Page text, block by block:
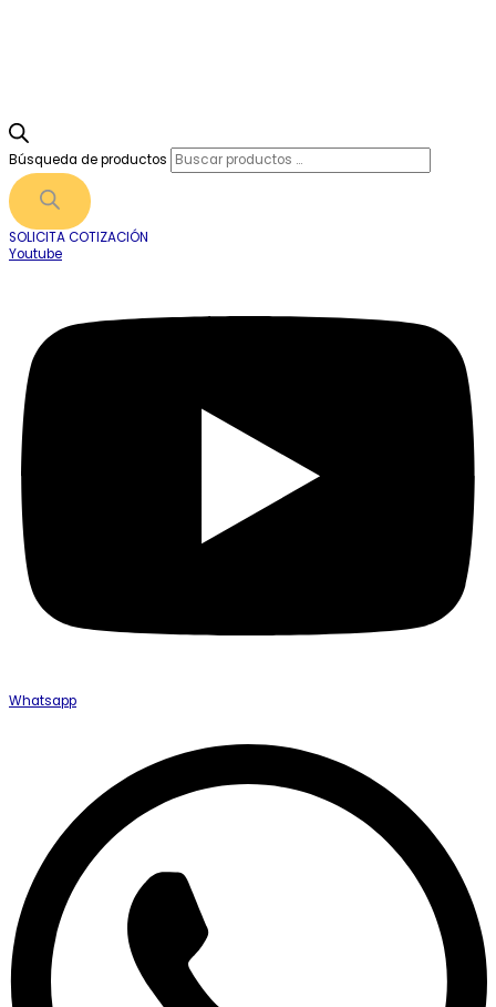
Búsqueda de productos
SOLICITA COTIZACIÓN
Youtube
Whatsapp